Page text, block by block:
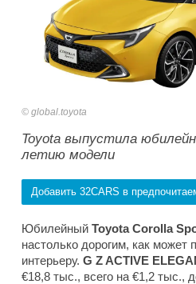
global.toyota
Toyota выпустила
летию модели
Добавить 32CARS в
Юбилейный Toyota Corolla
настолько дорогим, как может
интерьеру. G Z ACTIVE
€18,8 тыс., всего на €1,2 тыс.,